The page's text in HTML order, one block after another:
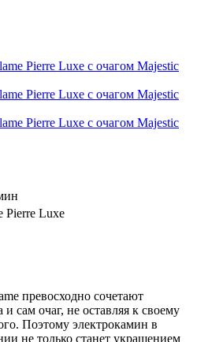
Pierre Luxe
превосходно сочетают
и сам очаг, не оставляя к своему
Поэтому электрокамин в
не только станет украшением